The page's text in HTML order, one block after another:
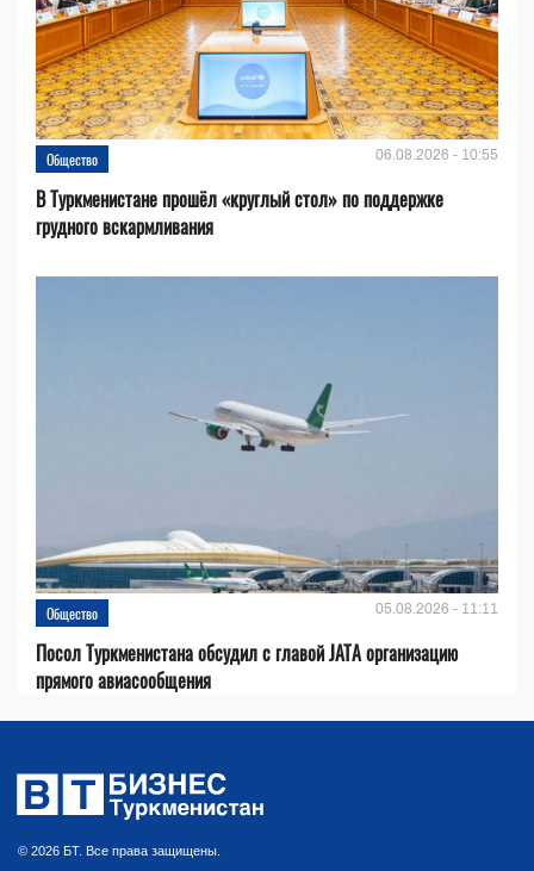
Общество 06.08.2026 - 10:55
В Туркменистане прошёл «круглый стол» по поддержке
грудного вскармливания
Общество 05.08.2026 - 11:11
Посол Туркменистана обсудил с главой JATA организацию
прямого авиасообщения
© 2026 БТ. Все права защищены.